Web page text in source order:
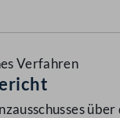
Verfahren